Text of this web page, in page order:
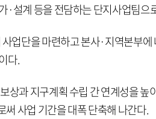
·설계 등을 전담하는 단지사업팀으
사업단을 마련하고 본사·지역본부
다.
상과 지구계획 수립 간 연계성을
써 사업 기간을 대폭 단축해 나간다.